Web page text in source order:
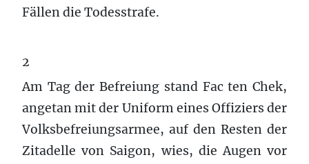
Fällen die Todesstrafe.
2
Am Tag der Befreiung stand Fac ten Chek,
angetan mit der Uniform eines Offiziers der
Volksbefreiungsarmee, auf den Resten der
Zitadelle von Saigon, wies, die Augen vor